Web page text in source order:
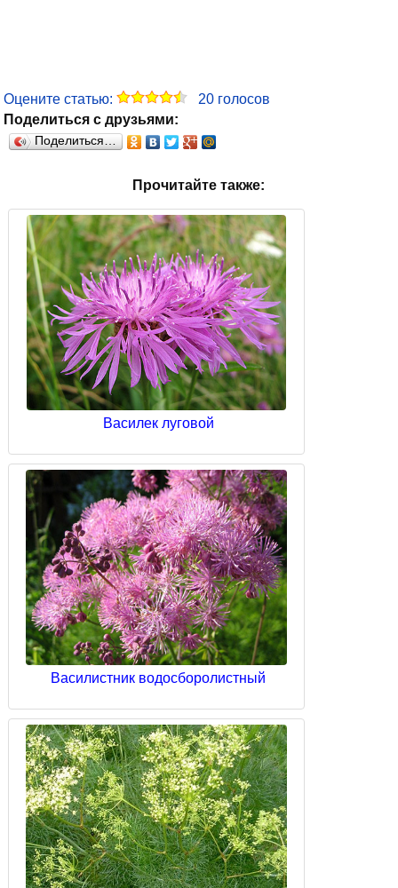
Оцените статью: 20 голосов
Поделиться с друзьями:
Поделиться…
Прочитайте также:
Василек луговой
Василистник водосборолистный